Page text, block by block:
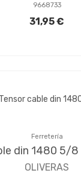
9668733
31,95 €
Ferretería
din 1480 5/
OLIVERAS